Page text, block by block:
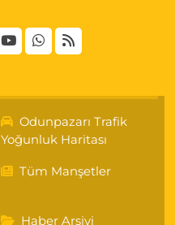
Odunpazarı Trafik
Yoğunluk Haritası
Tüm Manşetler
Haber Arşivi